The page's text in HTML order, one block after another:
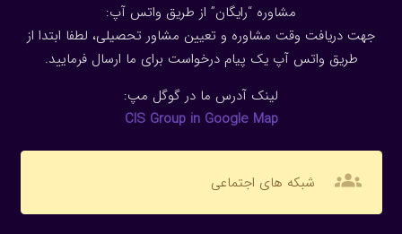
مشاوره “رایگان” از طریق واتس آپ:
جهت دریافت وقت مشاوره و تعیین مشاور تحصیلی، لطفا ابتدا از
طریق واتس آپ یک پیام درخواست برای ما ارسال فرمایید.
لینک آدرس ما در گوگل مپ:
CIS Group in Google Map
groups شبکه های اجتماعی